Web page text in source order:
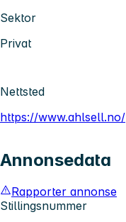
Sektor
Privat
Nettsted
https://www.ahlsell.no/
Annonsedata
Rapporter annonse
Stillingsnummer